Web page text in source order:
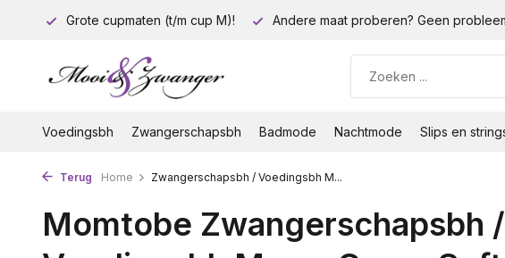
Grote cupmaten (t/m cup M)! Andere maat proberen? Geen
Voedingsbh Zwangerschapsbh Badmode Nachtmode Slips en
Terug Home Zwangerschapsbh / Voedingsbh M...
Momtobe Zwangerschapsbh /